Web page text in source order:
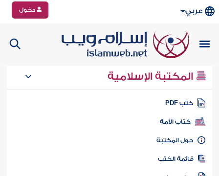
عربي دخول
المكتبة الإسلامية
كتب PDF
كتاب الأمة
المكتبة